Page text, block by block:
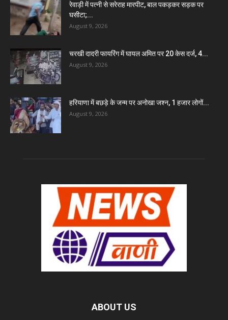
रेवाड़ी में पत्नी से सरेराह मारपीट, बाल पकड़कर सड़क पर
घसीटा;...
August 9, 2026
चरखी दादरी फायरिंग में घायल अमित पर 20 केस दर्ज, 4...
August 9, 2026
हरियाणा में बछड़े के जन्म पर अनोखा जश्न, 1 हजार लोगों...
August 9, 2026
ABOUT US